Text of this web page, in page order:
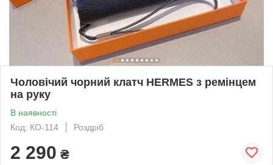
Чоловічий чорний клатч HERMES з ремінцем
на руку
В наявності
Код: КО-114
Роздріб
2 290 ₴